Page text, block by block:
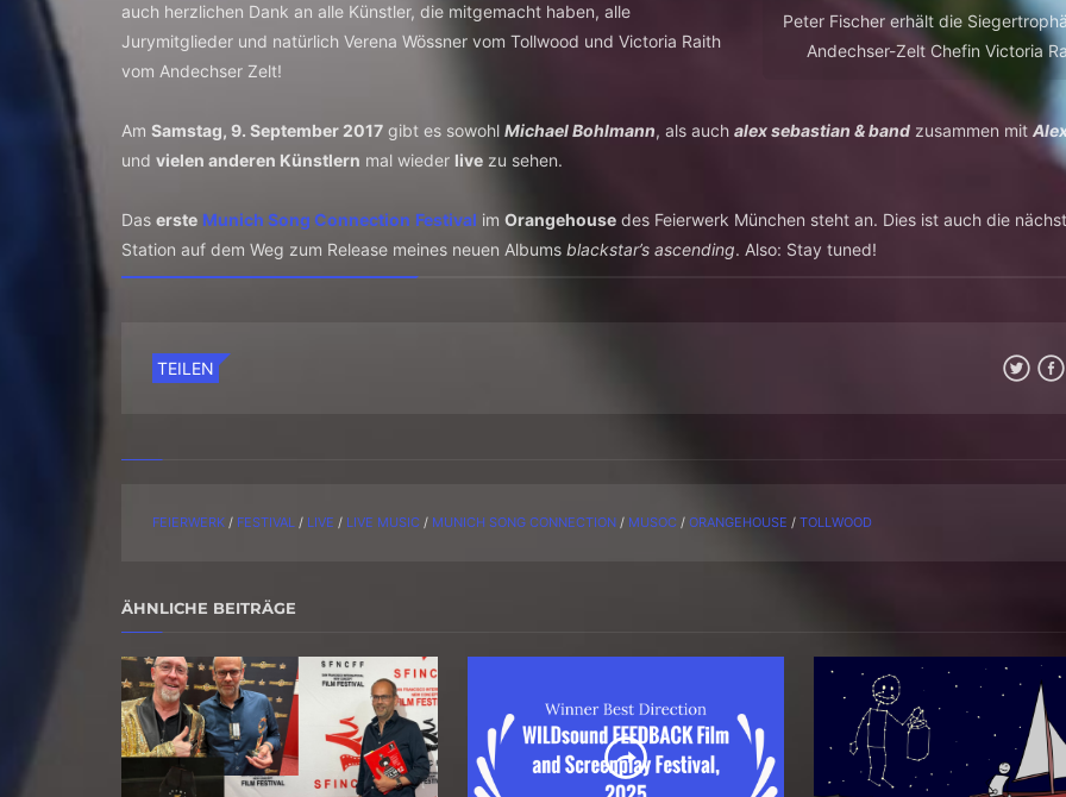
Peter Fischer erhält die
Andechser-Zelt Chefin Victoria
auch herzlichen Dank an alle Künstler, die mitgemacht haben, alle
Jurymitglieder und natürlich Verena Wössner vom Tollwood und Victoria Raith
vom Andechser Zelt!
Am Samstag, 9. September 2017 gibt es sowohl Michael Bohlmann, als auch alex sebastian & band zusammen mit
und vielen anderen Künstlern mal wieder live zu sehen.
Das erste Munich Song Connection Festival im Orangehouse des Feierwerk München steht an. Dies ist auch die
Station auf dem Weg zum Release meines neuen Albums blackstar’s ascending. Also: Stay tuned!
TEILEN
FEIERWERK / FESTIVAL / LIVE / LIVE MUSIC / MUNICH SONG CONNECTION / MUSOC / ORANGEHOUSE / TOLLWOOD
ÄHNLICHE BEITRÄGE